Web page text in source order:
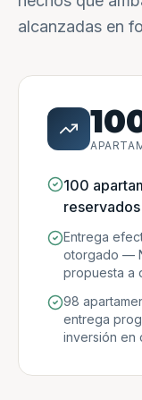
alcanzadas en
100
reservados
Entrega
otorgado —
propuesta a
98
entrega
inversión en